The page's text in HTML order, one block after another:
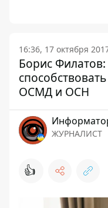
16:36, 17 октября
Борис
ОСМД и ОСН
ЖУРНАЛИСТ
👍